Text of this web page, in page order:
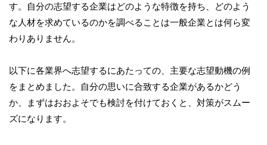
す。自分の志望する企業はどのような特徴を持ち、どのよう
な人材を求めているのかを調べることは一般企業とは何ら変
わりありません。
以下に各業界へ志望するにあたっての、主要な志望動機の例
をまとめました。自分の思いに合致する企業があるかどう
か、まずはおおよそでも検討を付けておくと、対策がスムー
ズになります。